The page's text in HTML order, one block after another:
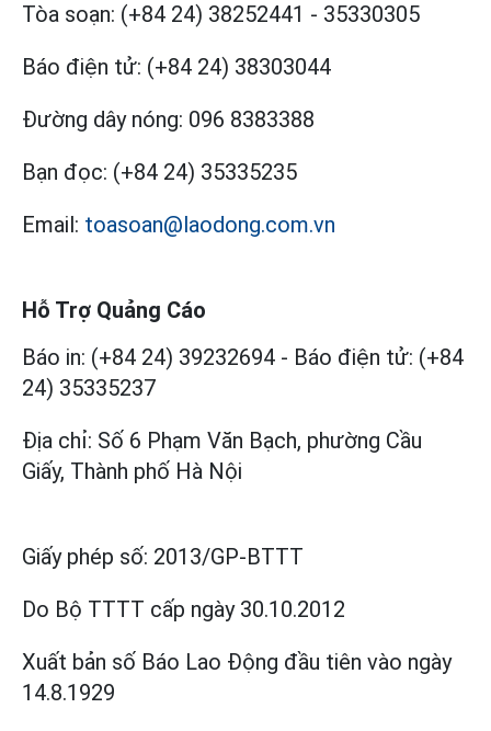
Tòa soạn: (+84 24) 38252441 - 35330305
Báo điện tử: (+84 24) 38303044
Đường dây nóng: 096 8383388
Bạn đọc: (+84 24) 35335235
Email: toasoan@laodong.com.vn
Hỗ Trợ Quảng Cáo
Báo in: (+84 24) 39232694 - Báo điện tử: (+84
24) 35335237
Địa chỉ: Số 6 Phạm Văn Bạch, phường Cầu
Giấy, Thành phố Hà Nội
Giấy phép số: 2013/GP-BTTT
Do Bộ TTTT cấp ngày 30.10.2012
Xuất bản số Báo Lao Động đầu tiên vào ngày
14.8.1929